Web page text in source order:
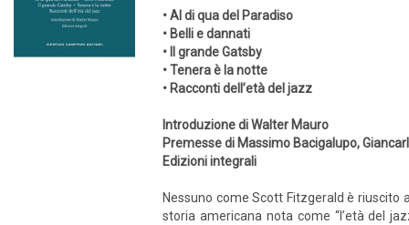
• Al di qua del Paradiso
• Belli e dannati
• Il grande Gatsby
• Tenera è la notte
• Racconti dell’età del jazz
Introduzione di Walter Mauro
Premesse di Massimo Bacigalupo,
Edizioni integrali
Nessuno come Scott Fitzgerald è riuscito
storia americana nota come “l’età del